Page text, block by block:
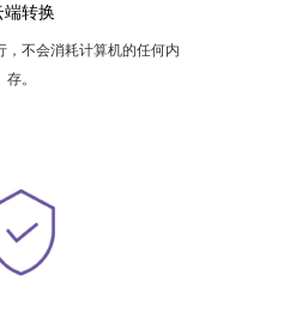
端转换
，不会消耗计算机的任何内
存。